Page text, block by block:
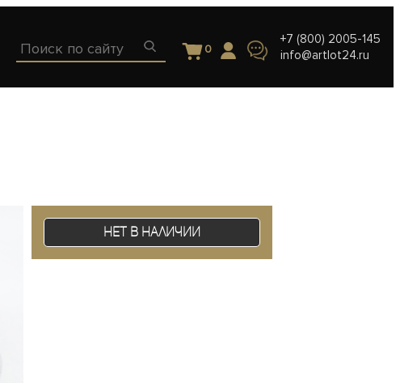
0
+7 (800) 2005-145
info@artlot24.ru
Нет в наличии